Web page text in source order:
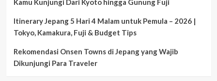
Kamu Kunjungi Dari Kyoto hingga Gunung Fuji
Itinerary Jepang 5 Hari 4 Malam untuk Pemula – 2026 |
Tokyo, Kamakura, Fuji & Budget Tips
Rekomendasi Onsen Towns di Jepang yang Wajib
Dikunjungi Para Traveler